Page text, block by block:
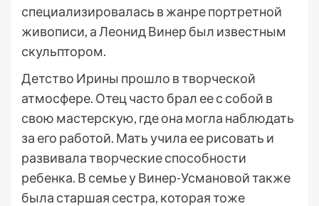
специализировалась в жанре портретной
живописи, а Леонид Винер был известным
скульптором.
Детство Ирины прошло в творческой
атмосфере. Отец часто брал ее с собой в
свою мастерскую, где она могла наблюдать
за его работой. Мать учила ее рисовать и
развивала творческие способности
ребенка. В семье у Винер-Усмановой также
была старшая сестра, которая тоже